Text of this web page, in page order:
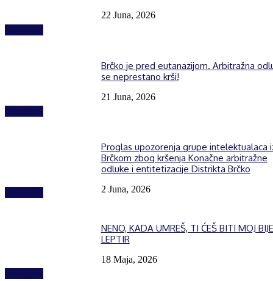
22 Juna, 2026
Brčko je pred eutanazijom. Arbitražna
se neprestano krši!
21 Juna, 2026
Proglas upozorenja grupe intelektualaca
Brčkom zbog kršenja Konačne arbitražne
odluke i entitetizacije Distrikta Brčko
2 Juna, 2026
NENO, KADA UMREŠ, TI ĆEŠ BITI MOJ
LEPTIR
18 Maja, 2026